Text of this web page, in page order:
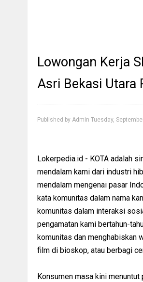
Lowongan Kerja
Asri Bekasi Utara
Published by Admin Tuesday,
Lokerpedia.id - KOTA adalah
mendalam kami dari industri
mendalam mengenai pasar
kata komunitas dalam nama
komunitas dalam interaksi
pengamatan kami bertahun-
komunitas dan menghabiskan
film di bioskop, atau berbagi
Konsumen masa kini menuntut